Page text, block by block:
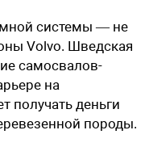
системы — не
Volvo. Шведская
самосвалов-
на
получать деньги
породы.